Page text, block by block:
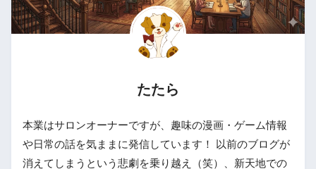
たたら
本業はサロンオーナーですが、趣味の漫画・ゲーム情報
や日常の話を気ままに発信しています！ 以前のブログが
消えてしまうという悲劇を乗り越え（笑）、新天地での